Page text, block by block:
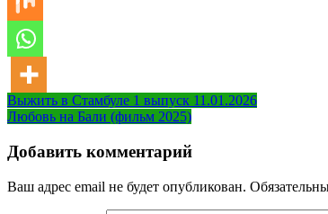
Навигация
по
записям
Выжить в Стамбуле 1 выпуск 11.01.2026
Любовь на Бали (фильм 2025)
Добавить комментарий
Ваш адрес email не будет опубликован.